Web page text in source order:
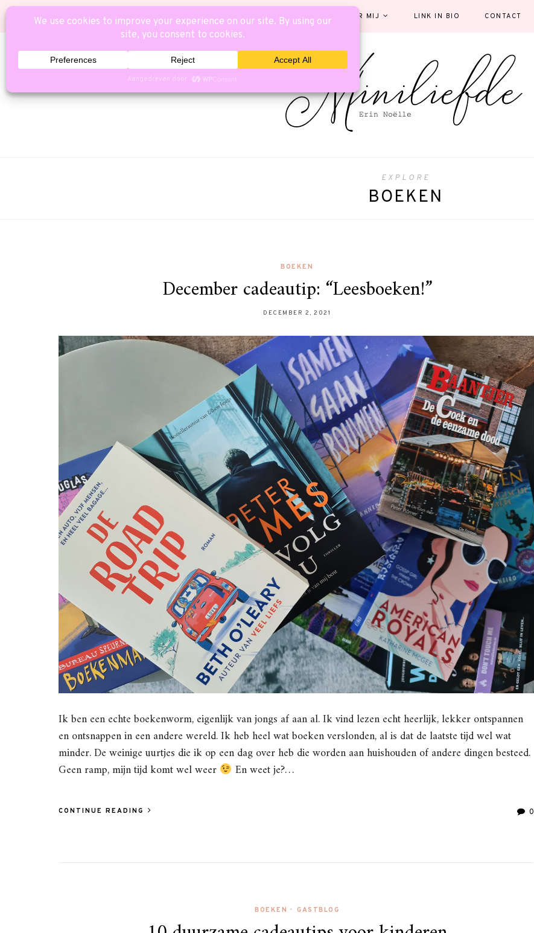
CATEGORIEËN OVER MIJ LINK IN BIO CONTACT
EXPLORE
BOEKEN
BOEKEN
December cadeautip: “Leesboeken!”
DECEMBER 2, 2021
Ik ben een echte boekenworm, eigenlijk van jongs af aan al. Ik vind lezen echt heerlijk, lekker ontspannen
en ontsnappen in een andere wereld. Ik heb heel wat boeken verslonden, al is dat de laatste tijd wel wat
minder. De weinige uurtjes die ik op een dag over heb die worden aan huishouden of andere dingen besteed.
Geen ramp, mijn tijd komt wel weer
En weet je?…
CONTINUE READING 0
BOEKEN • GASTBLOG